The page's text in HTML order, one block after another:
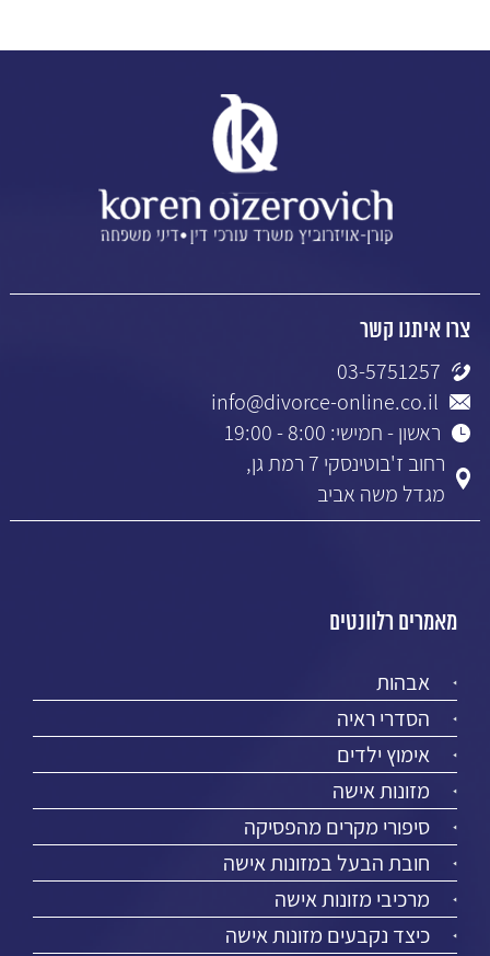
צרו איתנו קשר
03-5751257
info@divorce-online.co.il
ראשון - חמישי: 8:00 - 19:00
רחוב ז'בוטינסקי 7 רמת גן,
מגדל משה אביב
מאמרים רלוונטים
אבהות
הסדרי ראיה
אימוץ ילדים
מזונות אישה
סיפורי מקרים מהפסיקה
חובת הבעל במזונות אישה
מרכיבי מזונות אישה
כיצד נקבעים מזונות אישה